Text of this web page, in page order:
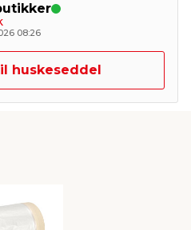
08:26
huskeseddel